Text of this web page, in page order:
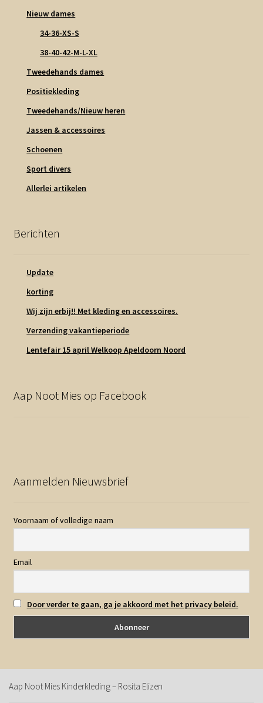
Nieuw dames
34-36-XS-S
38-40-42-M-L-XL
Tweedehands dames
Positiekleding
Tweedehands/Nieuw heren
Jassen & accessoires
Schoenen
Sport divers
Allerlei artikelen
Berichten
Update
korting
Wij zijn erbij!! Met kleding en accessoires.
Verzending vakantieperiode
Lentefair 15 april Welkoop Apeldoorn Noord
Aap Noot Mies op Facebook
Aanmelden Nieuwsbrief
Voornaam of volledige naam
Email
Door verder te gaan, ga je akkoord met het privacy beleid.
Aap Noot Mies Kinderkleding – Rosita Elizen